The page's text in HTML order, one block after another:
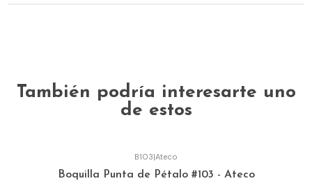
También podría interesarte uno
de estos
B103|Ateco
Boquilla Punta de Pétalo #103 - Ateco